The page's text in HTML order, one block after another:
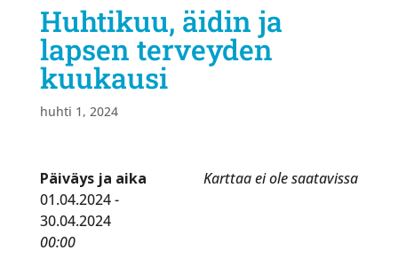
Huhtikuu, äidin ja
lapsen terveyden
kuukausi
huhti 1, 2024
Karttaa ei ole saatavissa
Päiväys ja aika
01.04.2024 -
30.04.2024
00:00